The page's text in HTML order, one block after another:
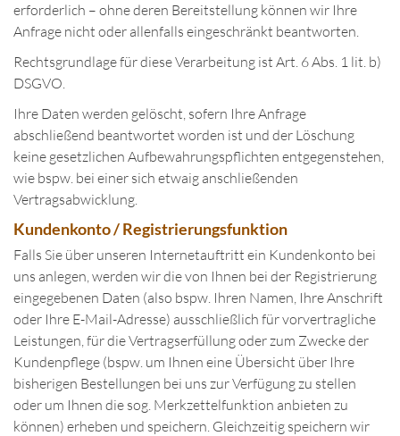
erforderlich – ohne deren Bereitstellung können wir Ihre
Anfrage nicht oder allenfalls eingeschränkt beantworten.
Rechtsgrundlage für diese Verarbeitung ist Art. 6 Abs. 1 lit. b)
DSGVO.
Ihre Daten werden gelöscht, sofern Ihre Anfrage
abschließend beantwortet worden ist und der Löschung
keine gesetzlichen Aufbewahrungspflichten entgegenstehen,
wie bspw. bei einer sich etwaig anschließenden
Vertragsabwicklung.
Kundenkonto / Registrierungsfunktion
Falls Sie über unseren Internetauftritt ein Kundenkonto bei
uns anlegen, werden wir die von Ihnen bei der Registrierung
eingegebenen Daten (also bspw. Ihren Namen, Ihre Anschrift
oder Ihre E-Mail-Adresse) ausschließlich für vorvertragliche
Leistungen, für die Vertragserfüllung oder zum Zwecke der
Kundenpflege (bspw. um Ihnen eine Übersicht über Ihre
bisherigen Bestellungen bei uns zur Verfügung zu stellen
oder um Ihnen die sog. Merkzettelfunktion anbieten zu
können) erheben und speichern. Gleichzeitig speichern wir